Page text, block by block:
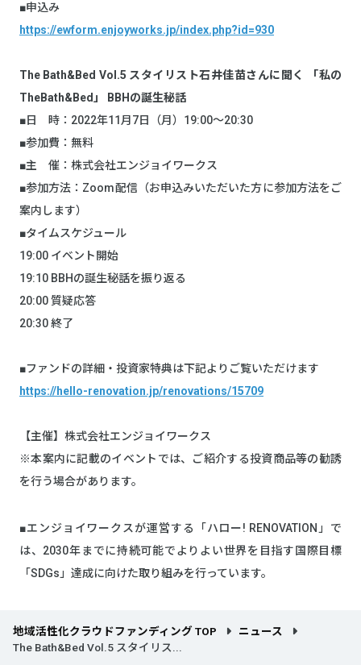
■申込み
https://ewform.enjoyworks.jp/index.php?id=930
The Bath&Bed Vol.5 スタイリスト石井佳苗さんに聞く 「私の
TheBath&Bed」 BBHの誕生秘話
■日 時：2022年11月7日（月）19:00～20:30
■参加費：無料
■主 催：株式会社エンジョイワークス
■参加方法：Zoom配信（お申込みいただいた方に参加方法をご
案内します）
■タイムスケジュール
19:00 イベント開始
19:10 BBHの誕生秘話を振り返る
20:00 質疑応答
20:30 終了
■ファンドの詳細・投資家特典は下記よりご覧いただけます
https://hello-renovation.jp/renovations/15709
【主催】株式会社エンジョイワークス
※本案内に記載のイベントでは、ご紹介する投資商品等の勧誘
を行う場合があります。
■エンジョイワークスが運営する「ハロー! RENOVATION」で
は、2030年までに持続可能でよりよい世界を目指す国際目標
「SDGs」達成に向けた取り組みを行っています。
地域活性化クラウドファンディング TOP
ニュース
The Bath&Bed Vol.5 スタイリス...